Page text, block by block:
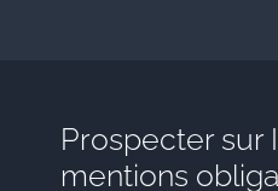
Prospecter sur
mentions